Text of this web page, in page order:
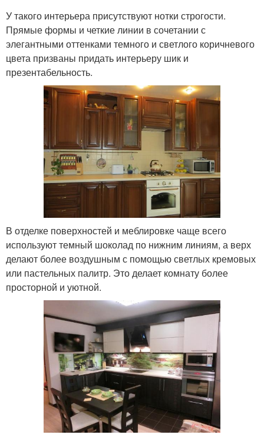
У такого интерьера присутствуют нотки строгости.
Прямые формы и четкие линии в сочетании с
элегантными оттенками темного и светлого коричневого
цвета призваны придать интерьеру шик и
презентабельность.
В отделке поверхностей и меблировке чаще всего
используют темный шоколад по нижним линиям, а верх
делают более воздушным с помощью светлых кремовых
или пастельных палитр. Это делает комнату более
просторной и уютной.